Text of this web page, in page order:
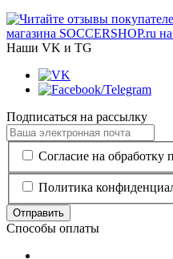
Наши VK и TG
Подписаться на рассылку
Согласие на обработку
Политика
Отправить
Способы оплаты